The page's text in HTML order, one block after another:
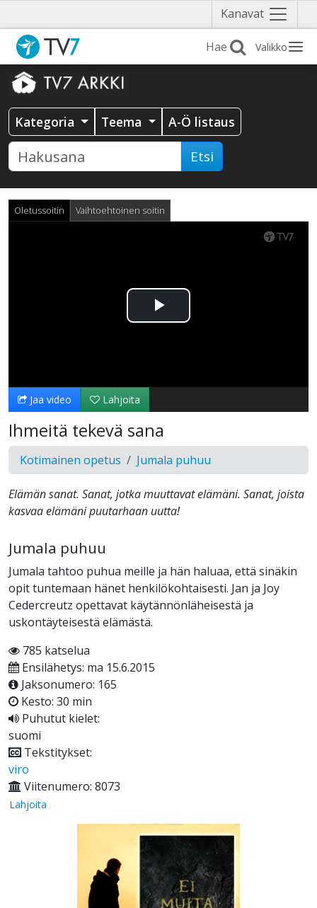
Kanavat Näytä
valikko
Valikko
Kategoria Teema A-Ö listaus
Etsi
Oletussoitin Vaihtoehtoinen soitin
Toista
Jaa video Lahjoita
Ihmeitä tekevä sana
Kotimainen opetus Jumala puhuu
Elämän sanat. Sanat, jotka muuttavat elämäni. Sanat, joista
kasvaa elämäni puutarhaan uutta!
Jumala puhuu
Jumala tahtoo puhua meille ja hän haluaa, että sinäkin
opit tuntemaan hänet henkilökohtaisesti. Jan ja Joy
Cedercreutz opettavat käytännönläheisestä ja
uskontäyteisestä elämästä.
785 katselua
Ensilähetys: ma 15.6.2015
Jaksonumero: 165
Kesto: 30 min
Puhutut kielet:
suomi
Tekstitykset:
viro
Viitenumero: 8073
Lahjoita